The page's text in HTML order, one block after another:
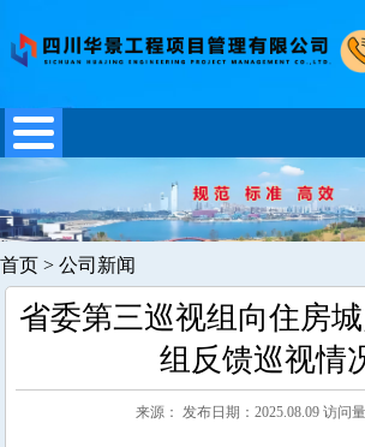
首页 > 公司新闻
省委第三巡视组向住房
组反馈巡视情
来源： 发布日期：2025.08.09 访问